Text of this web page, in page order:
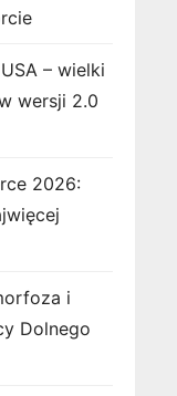
– wielki
wersji 2.0
2026:
i
Dolnego